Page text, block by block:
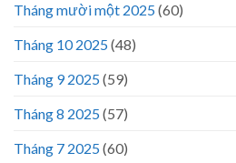
Tháng mười một 2025(60)
Tháng 10 2025(48)
Tháng 9 2025(59)
Tháng 8 2025(57)
Tháng 7 2025(60)